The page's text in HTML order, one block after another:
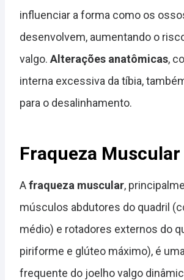
influenciar a forma como os
desenvolvem, aumentando o
valgo. Alterações anatômicas,
interna excessiva da tíbia,
para o desalinhamento.
Fraqueza Muscular
Afraqueza muscular,
músculos abdutores do quadril
médio) e rotadores externos do
piriforme e glúteo máximo), é
frequente do joelho valgo